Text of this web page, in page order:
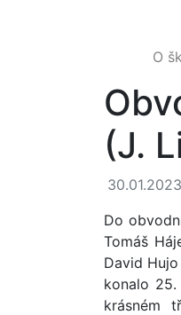
O
(J.
30.01.2023
Do
Tomáš
David
konalo
krásném